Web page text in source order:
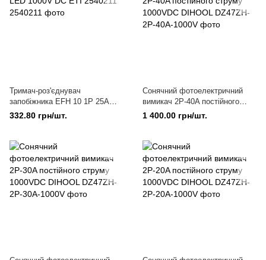
Тримач-роз'єднувач
запобіжника EFH 10 1P 25A
LED 1000V DC ETI 2540211
332.80 грн/шт.
Coнячний фотоелектричний
вимикач 2P-40A постійного
струму 1000VDC DIHOOL
1 400.00 грн/шт.